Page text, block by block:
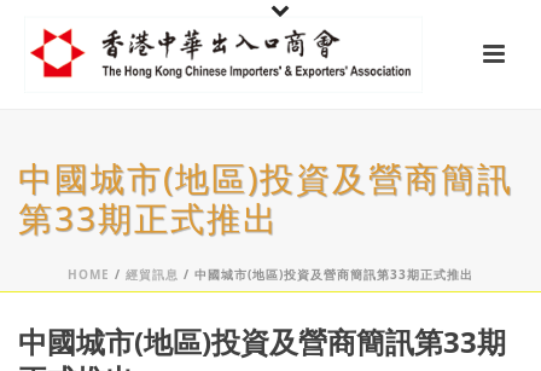
中國城市(地區)投資及營商簡訊
第33期正式推出
HOME / 經貿訊息 / 中國城市(地區)投資及營商簡訊第33期正式推出
中國城市(地區)投資及營商簡訊第33期